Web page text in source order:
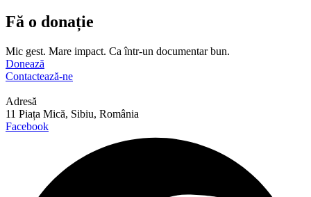
Fă o donație
Mic gest. Mare impact. Ca într-un documentar bun.
Donează
Contactează-ne
Adresă
11 Piața Mică, Sibiu, România
Facebook